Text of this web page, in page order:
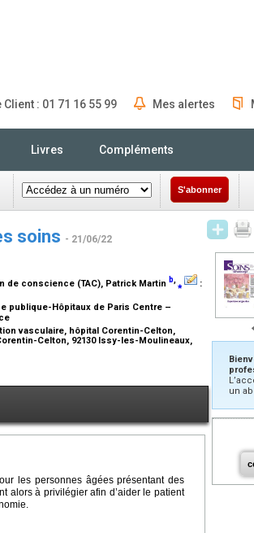
: 01 71 16 55 99 Mes alertes
Livres Compléments
S'abonner
soins - 21/06/22
de conscience (TAC), Patrick Martin b,⁎
:
publique-Hôpitaux de Paris Centre –
vasculaire, hôpital Corentin-Celton,
Celton, 92130 Issy-les-Moulineaux,
les personnes âgées présentant des
alors à privilégier afin d’aider le patient
un